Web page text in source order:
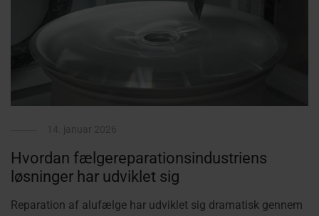
Hvordan fælgereparationsindustriens
løsninger har udviklet sig
Reparation af alufælge har udviklet sig dramatisk gennem